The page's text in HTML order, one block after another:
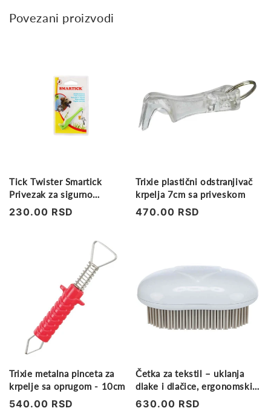
Povezani proizvodi
Tick Twister Smartick
Privezak za sigurno
uklanjanje krpelja
Regularna
230.00 RSD
Trixie plastični odstranjivač
krpelja 7cm sa priveskom
Regularna
470.00 RSD
Trixie metalna pinceta za
krpelje sa oprugom - 10cm
Regularna
540.00 RSD
Četka za tekstil – uklanja
dlake i dlačice, ergonomski
dizajn
Regularna
630.00 RSD